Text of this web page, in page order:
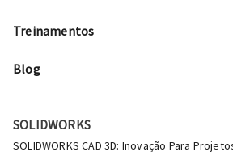
Treinamentos
Blog
SOLIDWORKS
SOLIDWORKS CAD 3D: Inovação Para